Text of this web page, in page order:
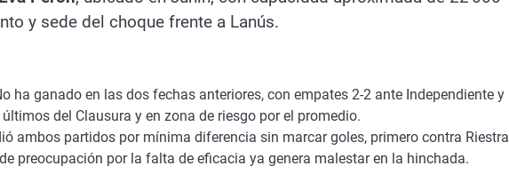
y sede del choque frente a Lanús.
ha ganado en las dos fechas anteriores, con empates 2-2 ante Independiente y
del Clausura y en zona de riesgo por el promedio.
ambos partidos por mínima diferencia sin marcar goles, primero contra Riestra
preocupación por la falta de eficacia ya genera malestar en la hinchada.